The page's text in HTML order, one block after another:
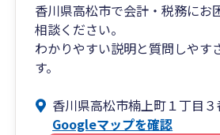
香川県高松市で会計・税務にお
相談ください。
わかりやすい説明と質問しやす
す。
香川県高松市楠上町１丁目
Googleマップを確認